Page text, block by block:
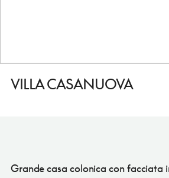
VILLA CASANUOVA
Grande casa colonica con facciata